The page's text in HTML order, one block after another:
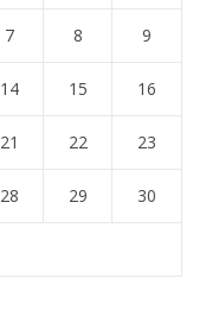
7 8 9
14 15 16
21 22 23
28 29 30